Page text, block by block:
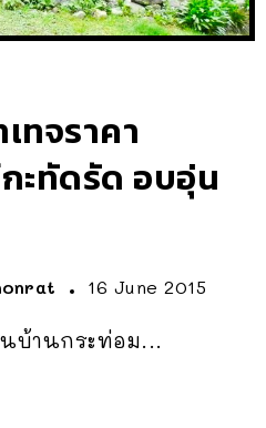
ทจราคา
ะทัดรัด อบอุ่น
16 June 2015
บ้านกระท่อม...